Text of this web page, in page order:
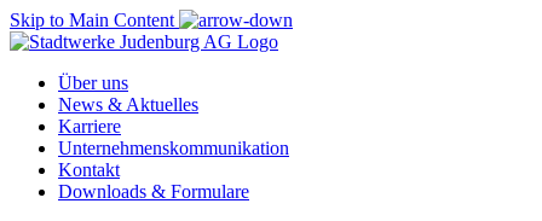
Skip to Main Content
Über uns
News & Aktuelles
Karriere
Unternehmenskommunikation
Kontakt
Downloads & Formulare